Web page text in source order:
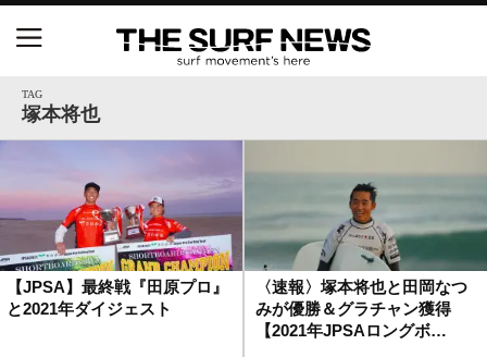
TAG
塚本将也
【JPSA】最終戦『田原プロ』
と2021年ダイジェスト
〈速報〉塚本将也と田岡なつ
みが優勝＆グラチャン獲得
【2021年JPSAロングボ…
S.ONE ショート＆ロング開幕戦・現地リポート（高
橋みなと）
ニュース